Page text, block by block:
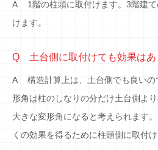
A 1階の柱頭に取付けます。3階建て
けます。
Q 土台側に取付けても効果はあ
A 構造計算上は、土台側でも良いの
形角は柱のしなりの分だけ土台側よ
大きな変形角になると考えられます
くの効果を得るために柱頭側に取付